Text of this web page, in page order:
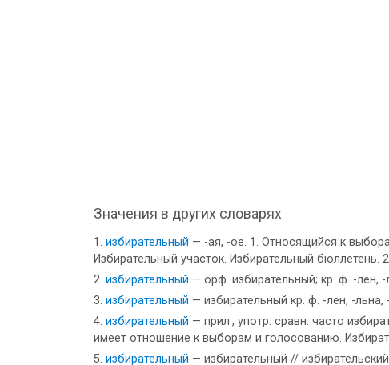
Значения в других словарях
избирательный — -ая, -ое. 1. Относящийся к
Избирательный участок. Избирательный
избирательный — орф. избирательный; кр. ф. -лен, -
избирательный — избирательный кр. ф. -лен, -льна,
избирательный — прил., употр. сравн. часто
имеет отношение к выборам и голосованию.
избирательный — избирательный //